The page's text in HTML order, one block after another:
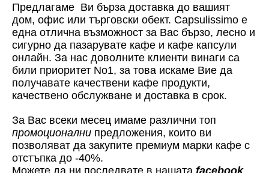
Предлагаме Ви бърза доставка до вашият
дом, офис или търговски обект. Capsulissimo е
една отлична възможност за Вас бързо, лесно и
сигурно да пазарувате кафе и кафе капсули
онлайн. За нас доволните клиенти винаги са
били приоритет No1, за това искаме Вие да
получавате качествени кафе продукти,
качествено обслужване и доставка в срок.
За Вас всеки месец имаме различни топ
промоционални предложения, които ви
позволяват да закупите премиум марки кафе с
отстъпка до -40%.
Можете да ни последвате в нашата facebook